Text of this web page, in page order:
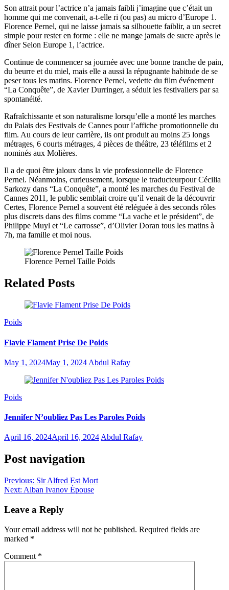
Son attrait pour l’actrice n’a jamais faibli j’imagine que c’était un
homme qui me convenait, a-t-elle ri (ou pas) au micro d’Europe 1.
Florence Pernel, qui ne laisse jamais sa silhouette faiblir, a un secret
simple pour rester en forme : elle ne mange jamais de sucre après le
dîner Selon Europe 1, l’actrice.
Continue de commencer sa journée avec une bonne tranche de pain,
du beurre et du miel, mais elle a aussi la répugnante habitude de se
peser tous les matins. Florence Pernel, vedette du film événement
“La Conquête”, de Xavier Durringer, a séduit les festivaliers par sa
spontanéité.
Rafraîchissante et son naturalisme lorsqu’elle a monté les marches
du Palais des Festivals de Cannes pour l’affiche promotionnelle du
film. Au cours de leur carrière, ils ont produit au moins 25 longs
métrages, 6 courts métrages, 4 pièces de théâtre, 23 téléfilms et 2
nominés aux Molières.
Il a de quoi être jaloux dans la vie professionnelle de Florence
Pernel. Néanmoins, curieusement, lorsque le traducteurpour Cécilia
Sarkozy dans “La Conquête”, a monté les marches du Festival de
Cannes 2011, le public semblait croire qu’il venait de la découvrir
Certes, Florence Pernel a souvent été reléguée à des seconds rôles
plus discrets dans des films comme “La vache et le président”, de
Philippe Muyl et “Le carrosse”, d’Olivier Doran tous les matins à
7h, ma famille et moi nous.
Florence Pernel Taille Poids
Related Posts
Poids
Flavie Flament Prise De Poids
May 1, 2024May 1, 2024 Abdul Rafay
Poids
Jennifer N’oubliez Pas Les Paroles Poids
April 16, 2024April 16, 2024 Abdul Rafay
Post navigation
Previous: Sir Alfred Est Mort
Next: Alban Ivanov Épouse
Leave a Reply
Your email address will not be published. Required fields are
marked *
Comment *